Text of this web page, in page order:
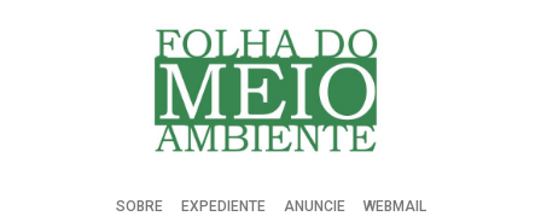
Folha do Meio Ambiente
SOBRE EXPEDIENTE ANUNCIE WEBMAIL